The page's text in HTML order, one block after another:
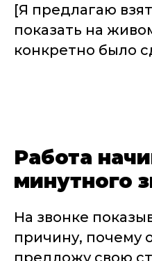
[Я предлагаю
показать на
конкретно было
Работа
минутного
На звонке
причину, почему
предложу свою